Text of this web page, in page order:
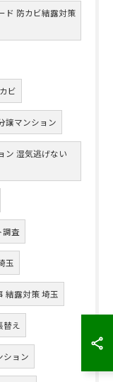
ド 防カビ結露対策
ビ
譲マンション
ン 湿気逃げない
調査
玉
結露対策 埼玉
替え
ション